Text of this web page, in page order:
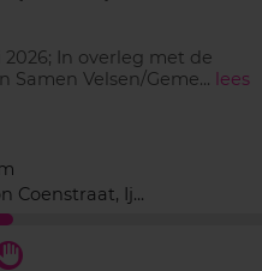
In overleg met de
Samen Velsen/Geme... lees
Coenstraat, Ij...